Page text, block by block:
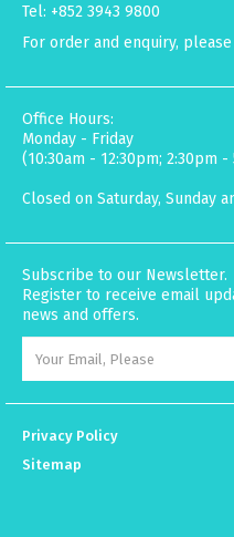
Tel: +852 3943 9800
For order and enquiry,
Office Hours:
Monday - Friday
(10:30am - 12:30pm; 2:30pm -
Closed on Saturday, Sunday
Subscribe to our Newsletter.
Register to receive email
news and offers.
Privacy Policy
Sitemap